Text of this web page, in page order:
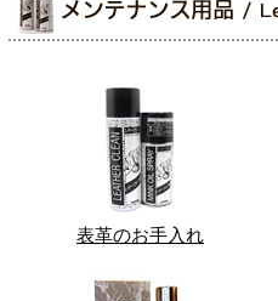
表革のお手入れ